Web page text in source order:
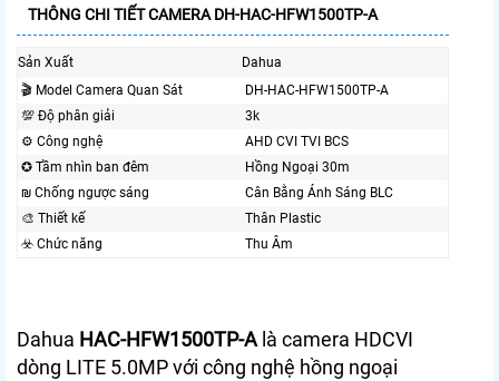
THÔNG CHI TIẾT CAMERA DH-HAC-HFW1500TP-A
Sản Xuất
Dahua
🎬 Model Camera Quan Sát
DH-HAC-HFW1500TP-A
💯 Độ phân giải
3k
⚙ Công nghệ
AHD CVI TVI BCS
✪ Tầm nhìn ban đêm
Hồng Ngoại 30m
₪ Chống ngược sáng
Cân Bằng Ánh Sáng BLC
🎨 Thiết kế
Thân Plastic
☣️ Chức năng
Thu Âm
Dahua HAC-HFW1500TP-A là camera HDCVI
dòng LITE 5.0MP với công nghệ hồng ngoại